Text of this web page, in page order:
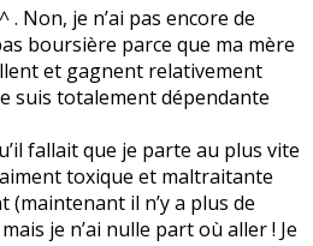
. Non, je n’ai pas encore de
boursière parce que ma mère
et gagnent relativement
suis totalement dépendante
fallait que je parte au plus vite
toxique et maltraitante
(maintenant il n’y a plus de
je n’ai nulle part où aller ! Je